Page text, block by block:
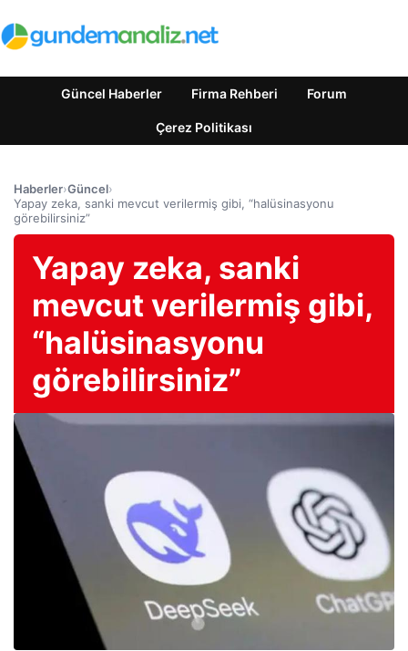
Güncel Haberler Firma Rehberi Forum
Çerez Politikası
Haberler›Güncel›
Yapay zeka, sanki mevcut verilermiş gibi, “halüsinasyonu
görebilirsiniz”
Yapay zeka, sanki
mevcut verilermiş gibi,
“halüsinasyonu
görebilirsiniz”